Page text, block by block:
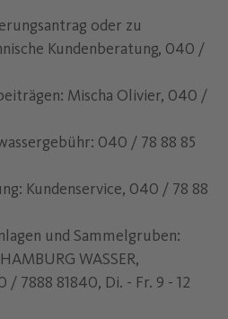
oder zu
Kundenberatung, 040 /
Mischa Olivier, 040 /
040 / 78 88 85
Kundenservice, 040 / 78 88
und Sammelgruben:
WASSER,
7888 81840, Di. - Fr. 9 - 12